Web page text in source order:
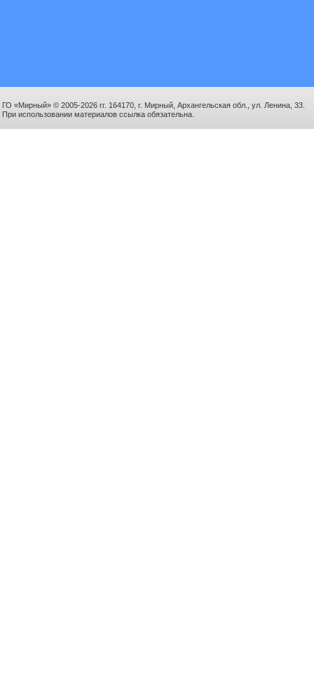
ГО «Мирный» © 2005-2026 гг. 164170, г. Мирный, Архангельская обл., ул. Ленина, 33.
При использовании материалов ссылка обязательна.